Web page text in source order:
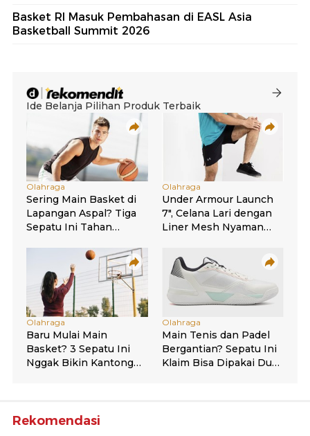
Basket RI Masuk Pembahasan di EASL Asia
Basketball Summit 2026
Rekomendasi